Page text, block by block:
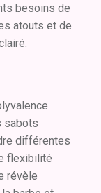
besoins de
atouts et de
sabots
différentes
flexibilité
révèle